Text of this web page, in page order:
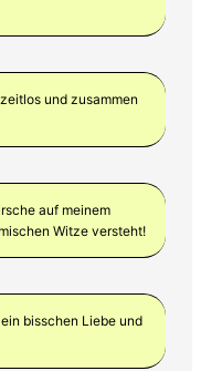
und zusammen
auf meinem
Witze versteht!
bisschen Liebe und